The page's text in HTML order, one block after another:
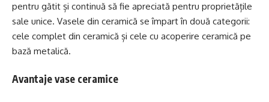
pentru gătit și continuă să fie apreciată pentru proprietățile
sale unice. Vasele din ceramică se împart în două categorii:
cele complet din ceramică și cele cu acoperire ceramică pe
bază metalică.
Avantaje vase ceramice